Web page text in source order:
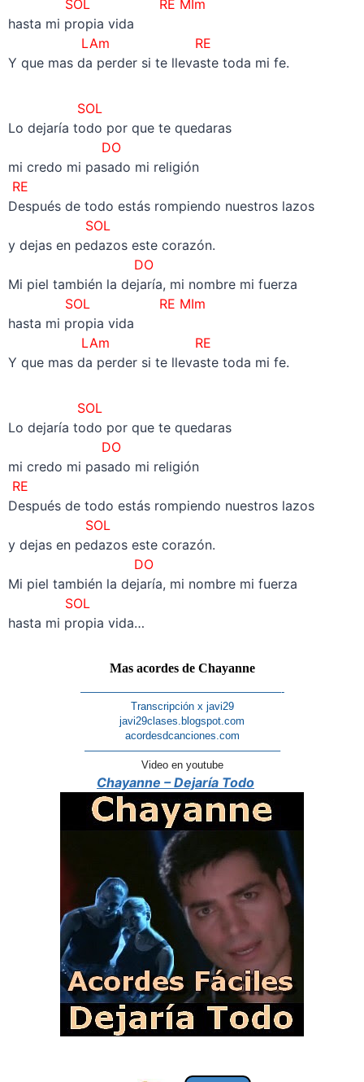
SOL RE MIm
hasta mi propia vida
LAm RE
Y que mas da perder si te llevaste toda mi fe.
SOL
Lo dejaría todo por que te quedaras
DO
mi credo mi pasado mi religión
RE
Después de todo estás rompiendo nuestros lazos
SOL
y dejas en pedazos este corazón.
DO
Mi piel también la dejaría, mi nombre mi fuerza
SOL RE MIm
hasta mi propia vida
LAm RE
Y que mas da perder si te llevaste toda mi fe.
SOL
Lo dejaría todo por que te quedaras
DO
mi credo mi pasado mi religión
RE
Después de todo estás rompiendo nuestros lazos
SOL
y dejas en pedazos este corazón.
DO
Mi piel también la dejaría, mi nombre mi fuerza
SOL
hasta mi propia vida…
Mas acordes de Chayanne
———————————————————-
Transcripción x javi29
javi29clases.blogspot.com
acordesdcanciones.com
——————————————————–
Video en youtube
Chayanne – Dejaría Todo